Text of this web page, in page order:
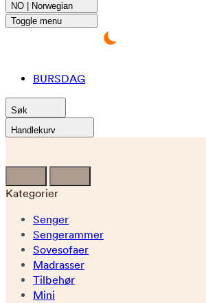
NO | Norwegian
Toggle menu
BURSDAG
Søk
Handlekurv
Kategorier
Senger
Sengerammer
Sovesofaer
Madrasser
Tilbehør
Mini